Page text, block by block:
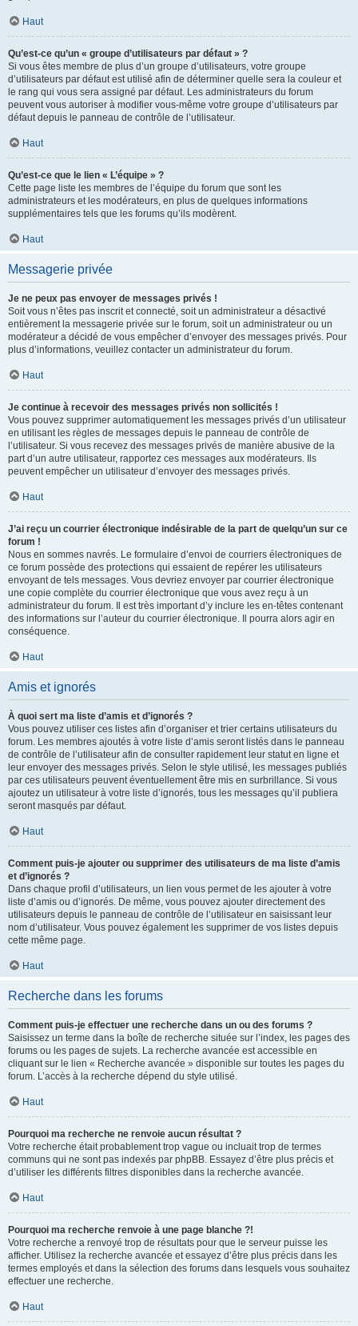
Haut
Qu’est-ce qu’un « groupe d’utilisateurs par défaut » ?
Si vous êtes membre de plus d’un groupe d’utilisateurs, votre groupe
d’utilisateurs par défaut est utilisé afin de déterminer quelle sera la couleur et
le rang qui vous sera assigné par défaut. Les administrateurs du forum
peuvent vous autoriser à modifier vous-même votre groupe d’utilisateurs par
défaut depuis le panneau de contrôle de l’utilisateur.
Haut
Qu’est-ce que le lien « L’équipe » ?
Cette page liste les membres de l’équipe du forum que sont les
administrateurs et les modérateurs, en plus de quelques informations
supplémentaires tels que les forums qu’ils modèrent.
Haut
Messagerie privée
Je ne peux pas envoyer de messages privés !
Soit vous n’êtes pas inscrit et connecté, soit un administrateur a désactivé
entièrement la messagerie privée sur le forum, soit un administrateur ou un
modérateur a décidé de vous empêcher d’envoyer des messages privés. Pour
plus d’informations, veuillez contacter un administrateur du forum.
Haut
Je continue à recevoir des messages privés non sollicités !
Vous pouvez supprimer automatiquement les messages privés d’un utilisateur
en utilisant les règles de messages depuis le panneau de contrôle de
l’utilisateur. Si vous recevez des messages privés de manière abusive de la
part d’un autre utilisateur, rapportez ces messages aux modérateurs. Ils
peuvent empêcher un utilisateur d’envoyer des messages privés.
Haut
J’ai reçu un courrier électronique indésirable de la part de quelqu’un sur ce
forum !
Nous en sommes navrés. Le formulaire d’envoi de courriers électroniques de
ce forum possède des protections qui essaient de repérer les utilisateurs
envoyant de tels messages. Vous devriez envoyer par courrier électronique
une copie complète du courrier électronique que vous avez reçu à un
administrateur du forum. Il est très important d’y inclure les en-têtes contenant
des informations sur l’auteur du courrier électronique. Il pourra alors agir en
conséquence.
Haut
Amis et ignorés
À quoi sert ma liste d’amis et d’ignorés ?
Vous pouvez utiliser ces listes afin d’organiser et trier certains utilisateurs du
forum. Les membres ajoutés à votre liste d’amis seront listés dans le panneau
de contrôle de l’utilisateur afin de consulter rapidement leur statut en ligne et
leur envoyer des messages privés. Selon le style utilisé, les messages publiés
par ces utilisateurs peuvent éventuellement être mis en surbrillance. Si vous
ajoutez un utilisateur à votre liste d’ignorés, tous les messages qu’il publiera
seront masqués par défaut.
Haut
Comment puis-je ajouter ou supprimer des utilisateurs de ma liste d’amis
et d’ignorés ?
Dans chaque profil d’utilisateurs, un lien vous permet de les ajouter à votre
liste d’amis ou d’ignorés. De même, vous pouvez ajouter directement des
utilisateurs depuis le panneau de contrôle de l’utilisateur en saisissant leur
nom d’utilisateur. Vous pouvez également les supprimer de vos listes depuis
cette même page.
Haut
Recherche dans les forums
Comment puis-je effectuer une recherche dans un ou des forums ?
Saisissez un terme dans la boîte de recherche située sur l’index, les pages des
forums ou les pages de sujets. La recherche avancée est accessible en
cliquant sur le lien « Recherche avancée » disponible sur toutes les pages du
forum. L’accès à la recherche dépend du style utilisé.
Haut
Pourquoi ma recherche ne renvoie aucun résultat ?
Votre recherche était probablement trop vague ou incluait trop de termes
communs qui ne sont pas indexés par phpBB. Essayez d’être plus précis et
d’utiliser les différents filtres disponibles dans la recherche avancée.
Haut
Pourquoi ma recherche renvoie à une page blanche ?!
Votre recherche a renvoyé trop de résultats pour que le serveur puisse les
afficher. Utilisez la recherche avancée et essayez d’être plus précis dans les
termes employés et dans la sélection des forums dans lesquels vous souhaitez
effectuer une recherche.
Haut